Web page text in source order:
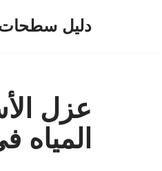
دليل
عزل
المياه